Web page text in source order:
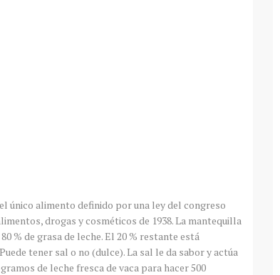
único alimento definido por una ley del congreso
drogas y cosméticos de 1938. La mantequilla
% de grasa de leche. El 20 % restante está
tener sal o no (dulce). La sal le da sabor y actúa
de leche fresca de vaca para hacer 500